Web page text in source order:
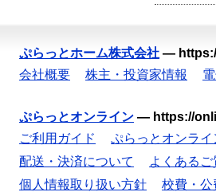
ぷらっとホーム株式会社 —
会社概要
株主・投資家情報
ぷらっとオンライン — https://
ご利用ガイド
ぷらっとオンライ
配送・決済について
よくあるご
個人情報取り扱い方針
校費・